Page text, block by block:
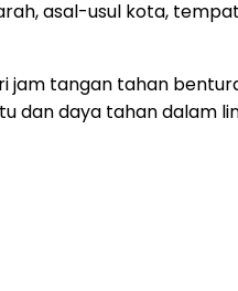
asal-usul kota,
jam tangan tahan
dan daya tahan dalam